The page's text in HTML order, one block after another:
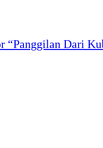
“Panggilan Dari